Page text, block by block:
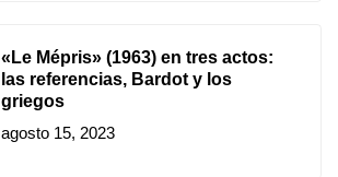
«Le Mépris» (1963) en tres actos:
las referencias, Bardot y los
griegos
agosto 15, 2023